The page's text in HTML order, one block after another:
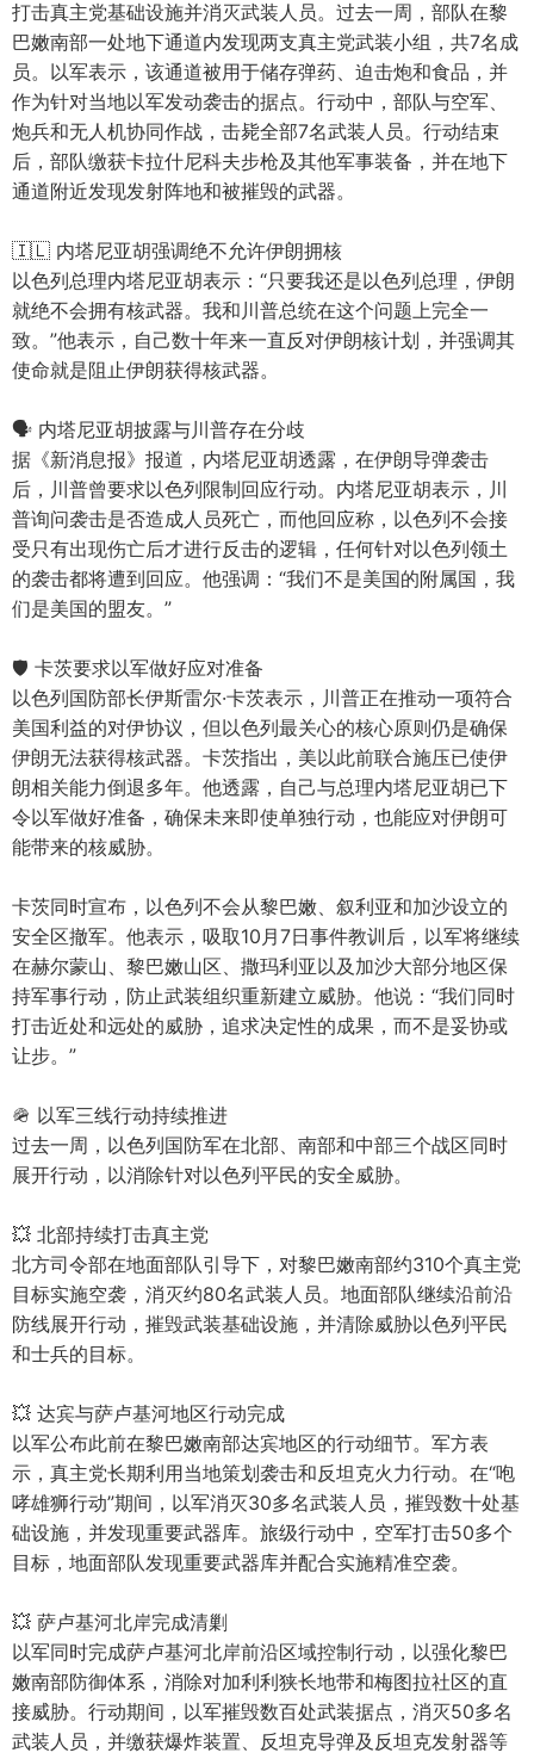
打击真主党基础设施并消灭武装人员。过去一周，部队在黎
巴嫩南部一处地下通道内发现两支真主党武装小组，共7名成
员。以军表示，该通道被用于储存弹药、迫击炮和食品，并
作为针对当地以军发动袭击的据点。行动中，部队与空军、
炮兵和无人机协同作战，击毙全部7名武装人员。行动结束
后，部队缴获卡拉什尼科夫步枪及其他军事装备，并在地下
通道附近发现发射阵地和被摧毁的武器。
🇮🇱 内塔尼亚胡强调绝不允许伊朗拥核
以色列总理内塔尼亚胡表示：“只要我还是以色列总理，伊朗
就绝不会拥有核武器。我和川普总统在这个问题上完全一
致。”他表示，自己数十年来一直反对伊朗核计划，并强调其
使命就是阻止伊朗获得核武器。
🗣️ 内塔尼亚胡披露与川普存在分歧
据《新消息报》报道，内塔尼亚胡透露，在伊朗导弹袭击
后，川普曾要求以色列限制回应行动。内塔尼亚胡表示，川
普询问袭击是否造成人员死亡，而他回应称，以色列不会接
受只有出现伤亡后才进行反击的逻辑，任何针对以色列领土
的袭击都将遭到回应。他强调：“我们不是美国的附属国，我
们是美国的盟友。”
🛡️ 卡茨要求以军做好应对准备
以色列国防部长伊斯雷尔·卡茨表示，川普正在推动一项符合
美国利益的对伊协议，但以色列最关心的核心原则仍是确保
伊朗无法获得核武器。卡茨指出，美以此前联合施压已使伊
朗相关能力倒退多年。他透露，自己与总理内塔尼亚胡已下
令以军做好准备，确保未来即使单独行动，也能应对伊朗可
能带来的核威胁。
卡茨同时宣布，以色列不会从黎巴嫩、叙利亚和加沙设立的
安全区撤军。他表示，吸取10月7日事件教训后，以军将继续
在赫尔蒙山、黎巴嫩山区、撒玛利亚以及加沙大部分地区保
持军事行动，防止武装组织重新建立威胁。他说：“我们同时
打击近处和远处的威胁，追求决定性的成果，而不是妥协或
让步。”
🪖 以军三线行动持续推进
过去一周，以色列国防军在北部、南部和中部三个战区同时
展开行动，以消除针对以色列平民的安全威胁。
💥 北部持续打击真主党
北方司令部在地面部队引导下，对黎巴嫩南部约310个真主党
目标实施空袭，消灭约80名武装人员。地面部队继续沿前沿
防线展开行动，摧毁武装基础设施，并清除威胁以色列平民
和士兵的目标。
💥 达宾与萨卢基河地区行动完成
以军公布此前在黎巴嫩南部达宾地区的行动细节。军方表
示，真主党长期利用当地策划袭击和反坦克火力行动。在“咆
哮雄狮行动”期间，以军消灭30多名武装人员，摧毁数十处基
础设施，并发现重要武器库。旅级行动中，空军打击50多个
目标，地面部队发现重要武器库并配合实施精准空袭。
💥 萨卢基河北岸完成清剿
以军同时完成萨卢基河北岸前沿区域控制行动，以强化黎巴
嫩南部防御体系，消除对加利利狭长地带和梅图拉社区的直
接威胁。行动期间，以军摧毁数百处武装据点，消灭50多名
武装人员，并缴获爆炸装置、反坦克导弹及反坦克发射器等